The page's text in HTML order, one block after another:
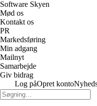
Software Skyen
Mød os
Kontakt os
PR
Markedsføring
Min adgang
Mailnyt
Samarbejde
Giv bidrag
Log påOpret konto